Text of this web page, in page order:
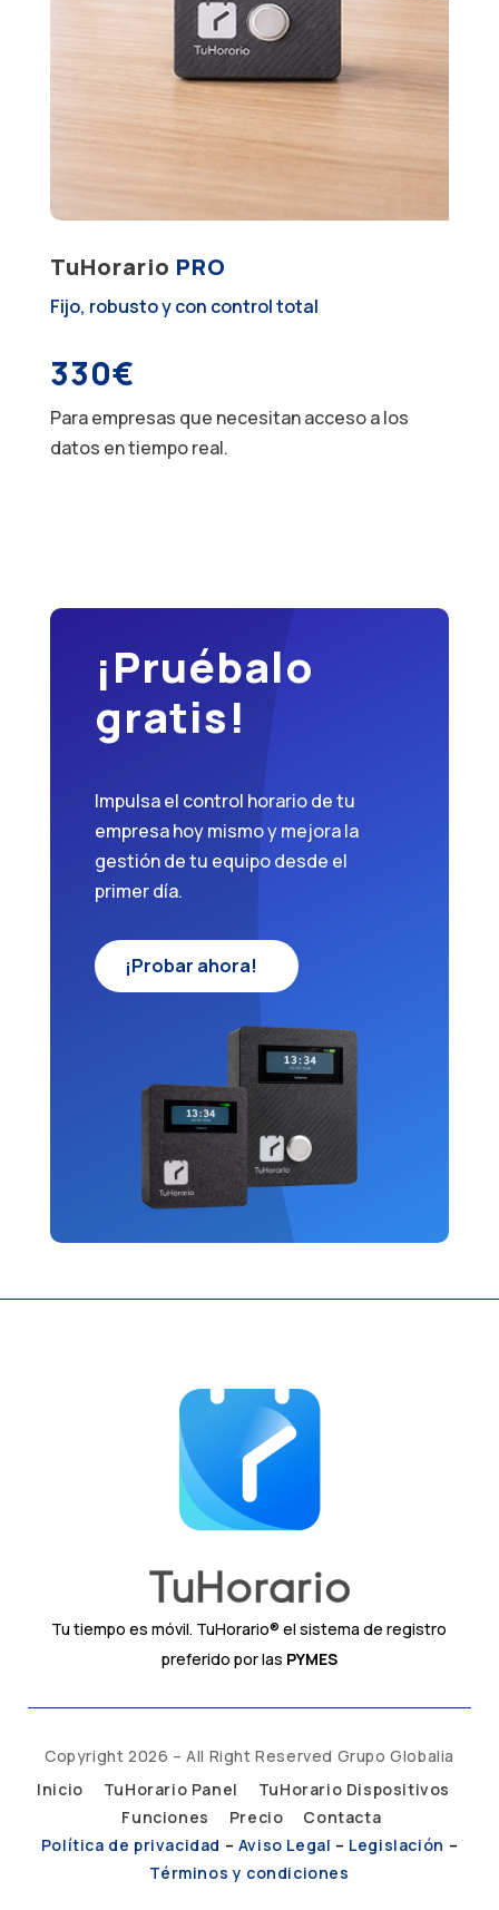
TuHorario PRO
Fijo, robusto y con control total
330€
Para empresas que necesitan acceso a los
datos en tiempo real.
¡Pruébalo
gratis!
Impulsa el control horario de tu
empresa hoy mismo y mejora la
gestión de tu equipo desde el
primer día.
¡Probar ahora!
Tu tiempo es móvil. TuHorario® el sistema de registro
preferido por las PYMES
Copyright 2026 – All Right Reserved Grupo Globalia
Inicio
TuHorario Panel
TuHorario Dispositivos
Funciones
Precio
Contacta
Política de privacidad – Aviso Legal – Legislación –
Términos y condiciones